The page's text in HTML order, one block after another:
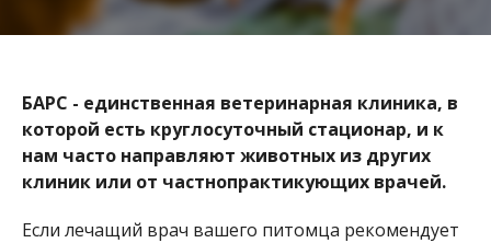
БАРС - единственная ветеринарная клиника, в
которой есть круглосуточный стационар, и к
нам часто направляют животных из других
клиник или от частнопрактикующих врачей.
Если лечащий врач вашего питомца рекомендует